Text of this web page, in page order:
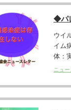
◆パ
ウイ
イム
体：
ニュ